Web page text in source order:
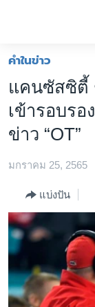
ต่อ
ไป
เนื้อหา
หลัก
ไป
ข้าม
ไป
การ
ค้นหา
โลก
เอเชีย
ไทย
ธุรกิจ
วิทยาศาสตร์
สังคมและสุขภา
ไลฟ์สไตล์
ตรวจสอบข่าว
คำในข่าว
แคนซัสซิตี้
เข้ารอบร
ข่าว “OT”
มกราคม 25, 2565
แบ่งปัน